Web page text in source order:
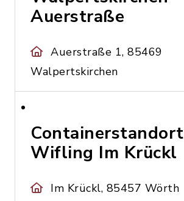
Auerstraße
Auerstraße 1, 85469
Walpertskirchen
Containerstandort
Wifling Im Krückl
Im Krückl, 85457 Wörth